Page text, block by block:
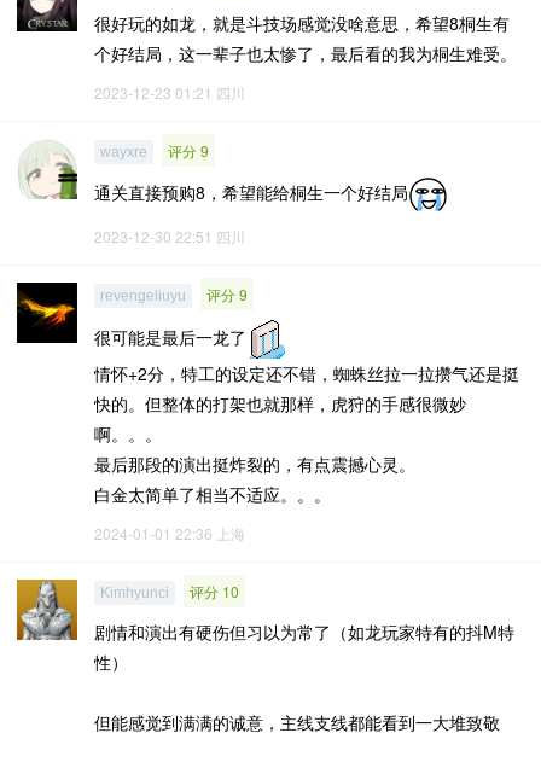
很好玩的如龙，就是斗技场感觉没啥意思，希望8桐生有
个好结局，这一辈子也太惨了，最后看的我为桐生难受。
2023-12-23 01:21 四川
wayxre 评分 9
通关直接预购8，希望能给桐生一个好结局
2023-12-30 22:51 四川
revengeliuyu 评分 9
很可能是最后一龙了
情怀+2分，特工的设定还不错，蜘蛛丝拉一拉攒气还是挺
快的。但整体的打架也就那样，虎狩的手感很微妙
啊。。。
最后那段的演出挺炸裂的，有点震撼心灵。
白金太简单了相当不适应。。。
2024-01-01 22:36 上海
Kimhyunci 评分 10
剧情和演出有硬伤但习以为常了（如龙玩家特有的抖M特
性）
但能感觉到满满的诚意，主线支线都能看到一大堆致敬